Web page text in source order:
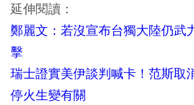
延伸閱讀：
鄭麗文：若沒宣布台獨大陸仍武
擊
瑞士證實美伊談判喊卡！范斯取
停火生變有關